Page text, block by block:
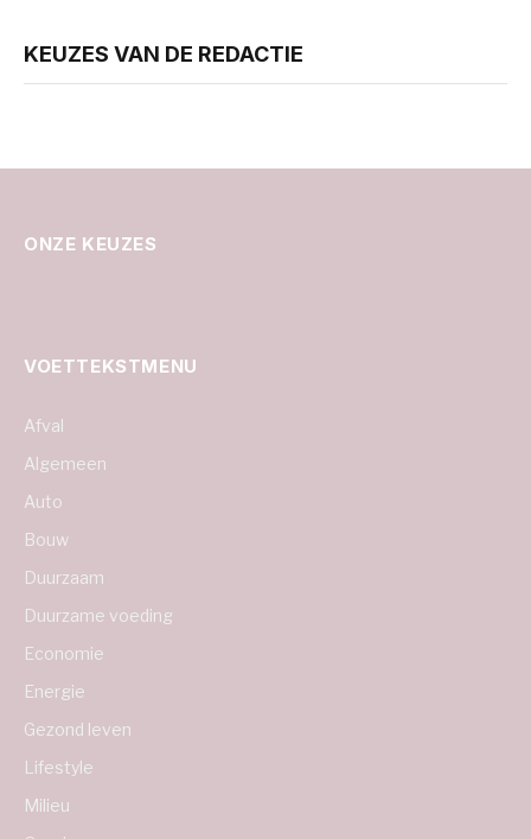
KEUZES VAN DE REDACTIE
ONZE KEUZES
VOETTEKSTMENU
Afval
Algemeen
Auto
Bouw
Duurzaam
Duurzame voeding
Economie
Energie
Gezond leven
Lifestyle
Milieu